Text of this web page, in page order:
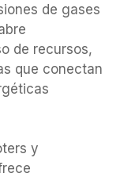
de gases
de recursos,
que conectan
y